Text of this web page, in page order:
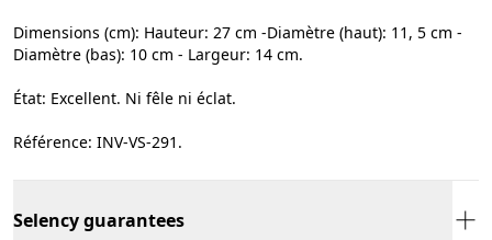
Dimensions (cm): Hauteur: 27 cm -Diamètre (haut): 11, 5 cm -
Diamètre (bas): 10 cm - Largeur: 14 cm.
État: Excellent. Ni fêle ni éclat.
Référence: INV-VS-291.
Selency guarantees